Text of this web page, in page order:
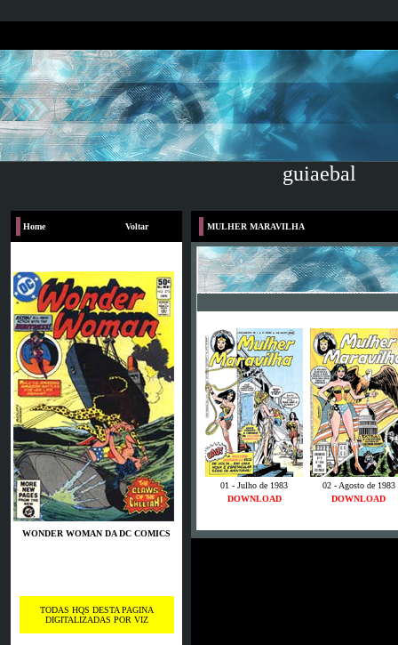
guiaebal
Home Voltar
WONDER WOMAN DA DC COMICS
TODAS HQS DESTA PAGINA
DIGITALIZADAS POR VIZ
MULHER MARAVILHA
01 - Julho de 1983
02 - Agosto de 1983
DOWNLOAD
DOWNLOAD